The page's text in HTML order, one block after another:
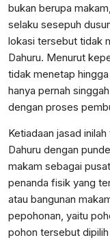
bukan berupa
selaku sesepuh
lokasi tersebut tidak
Dahuru. Menurut
tidak menetap
hanya pernah
dengan proses
Ketiadaan jasad
Dahuru dengan
makam sebagai
penanda fisik yang
atau bangunan
pepohonan, yaitu
pohon tersebut